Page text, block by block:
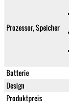
Prozessor, Speicher
Batterie
Design
Produktpreis